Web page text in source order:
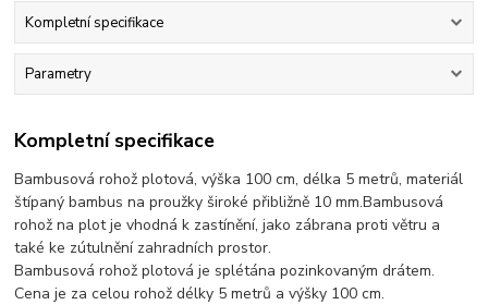
Kompletní specifikace
Parametry
Kompletní specifikace
Bambusová rohož plotová, výška 100 cm, délka 5 metrů, materiál
štípaný bambus na proužky široké přibližně 10 mm.Bambusová
rohož na plot je vhodná k zastínění, jako zábrana proti větru a
také ke zútulnění zahradních prostor.
Bambusová rohož plotová je splétána pozinkovaným drátem.
Cena je za celou rohož délky 5 metrů a výšky 100 cm.